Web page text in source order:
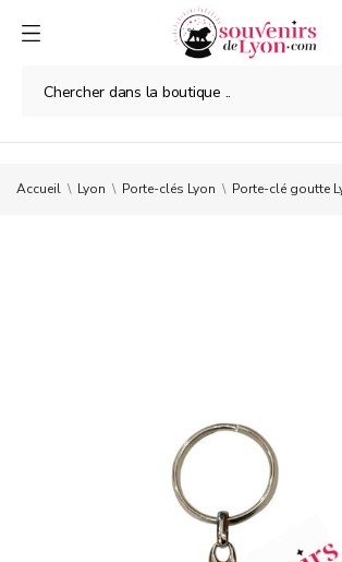
Accueil Lyon Porte-clés Lyon Porte-clé goutte